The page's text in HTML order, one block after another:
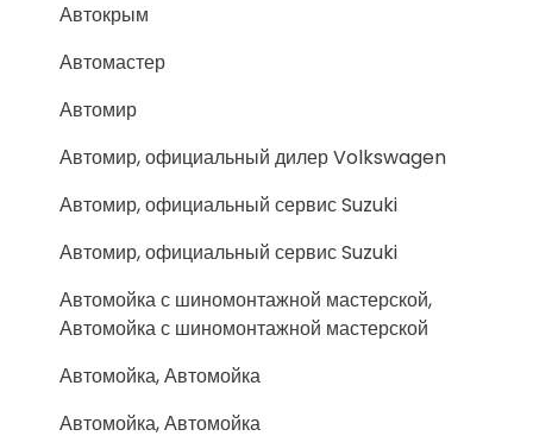
Автокрым
Автомастер
Автомир
Автомир, официальный дилер Volkswagen
Автомир, официальный сервис Suzuki
Автомир, официальный сервис Suzuki
Автомойка с шиномонтажной мастерской,
Автомойка с шиномонтажной мастерской
Автомойка, Автомойка
Автомойка, Автомойка